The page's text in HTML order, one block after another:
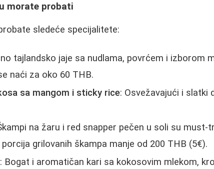
morate probati
sledeće specijalitete:
tajlandsko jaje sa nudlama, povrćem i izborom
naći za oko 60 THB.
sa mangom i sticky rice: Osvežavajući i slatki
na žaru i red snapper pečen u soli su must-
grilovanih škampa manje od 200 THB (5€).
: Bogat i aromatičan kari sa kokosovim mlekom,